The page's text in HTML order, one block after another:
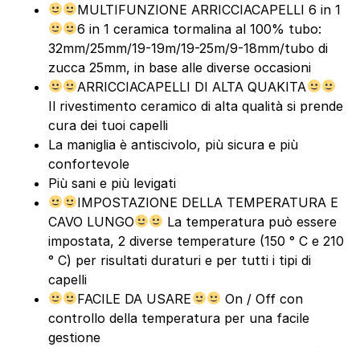
MULTIFUNZIONE ARRICCIACAPELLI 6 in 1
6 in 1 ceramica tormalina al 100% tubo:
32mm/25mm/19-19m/19-25m/9-18mm/tubo di
zucca 25mm, in base alle diverse occasioni
ARRICCIACAPELLI DI ALTA QUAKITA
Il rivestimento ceramico di alta qualità si prende
cura dei tuoi capelli
La maniglia è antiscivolo, più sicura e più
confortevole
Più sani e più levigati
IMPOSTAZIONE DELLA TEMPERATURA E
CAVO LUNGO
La temperatura può essere
impostata, 2 diverse temperature (150 ° C e 210
° C) per risultati duraturi e per tutti i tipi di
capelli
FACILE DA USARE
On / Off con
controllo della temperatura per una facile
gestione